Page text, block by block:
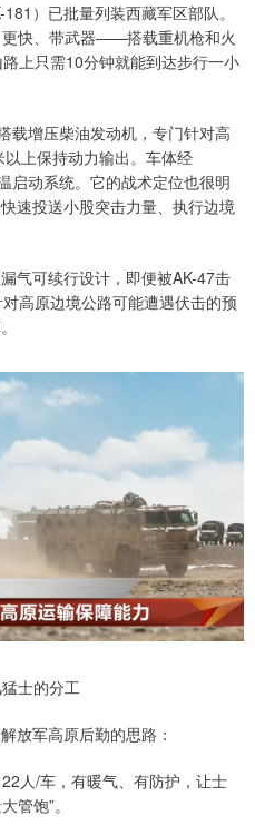
）已批量列装西藏军区部队。
快、带武器——搭载重机枪和火
上只需10分钟就能到达步行一小
载增压柴油发动机，专门针对高
上保持动力输出。车体经
动系统。它的战术定位也很明
速投送小股突击力量、执行边境
气可续行设计，即便被AK-47击
高原边境公路可能遭遇伏击的预
士的分工
放军高原后勤的思路：
人/车，有暖气、有防护，让士
管饱”。